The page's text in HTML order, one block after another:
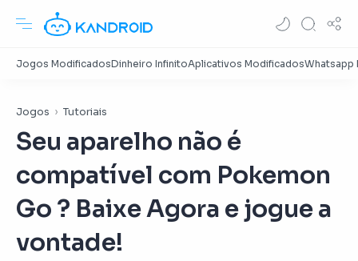
Jogos Tutoriais
Seu aparelho não é
compatível com Pokemon
Go ? Baixe Agora e jogue a
vontade!